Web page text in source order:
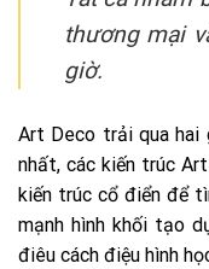
thương mại
giờ.
Art Deco trải qua hai
nhất, các kiến trúc
kiến trúc cổ điển để
mạnh hình khối tạo
điêu cách điệu hình